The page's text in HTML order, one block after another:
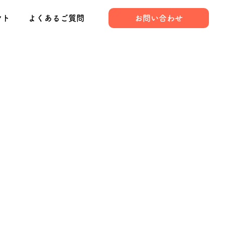
よくあるご質問 お問い合わせ